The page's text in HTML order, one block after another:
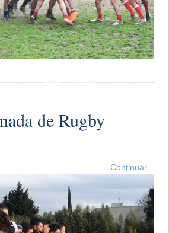
de Rugby
Continuar...